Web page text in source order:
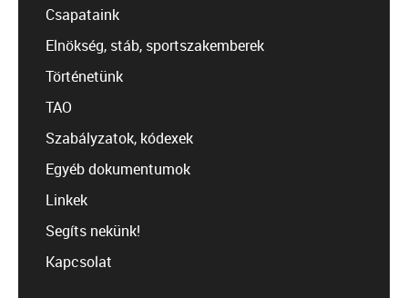
Csapataink
Elnökség, stáb, sportszakemberek
Történetünk
TAO
Szabályzatok, kódexek
Egyéb dokumentumok
Linkek
Segíts nekünk!
Kapcsolat